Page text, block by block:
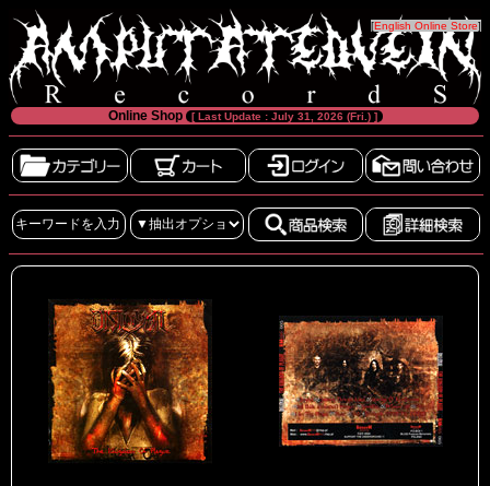
[English Online Store]
Online Shop [ Last Update : July 31, 2026 (Fri.) ]